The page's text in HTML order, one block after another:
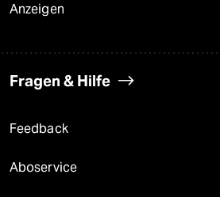
Anzeigen
Fragen & Hilfe
Feedback
Aboservice